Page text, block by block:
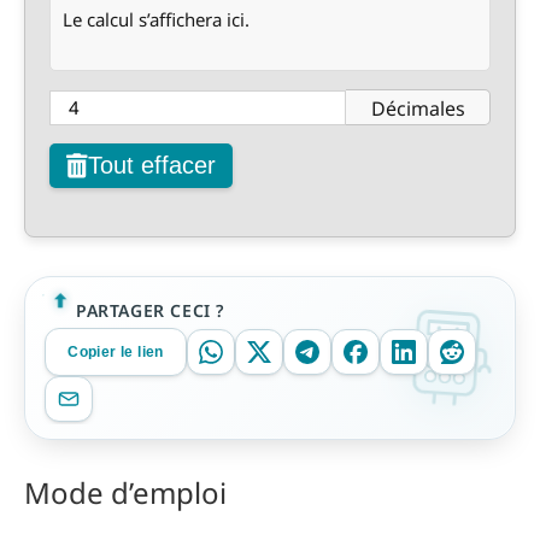
Le calcul s’affichera ici.
Décimales
Tout effacer
PARTAGER CECI ?
Copier le lien
Mode d’emploi